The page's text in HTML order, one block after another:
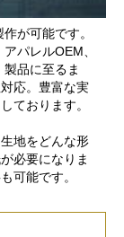
が可能です。
パレルOEM、
品に至るま
応。豊富な実
ております。
地をどんな形
必要になりま
可能です。